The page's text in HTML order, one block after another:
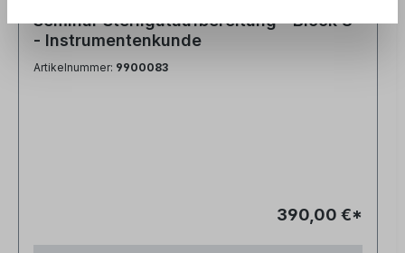
Seminar Sterilgutaufbereitung - Block 3
- Instrumentenkunde
Artikelnummer: 9900083
390,00 €*